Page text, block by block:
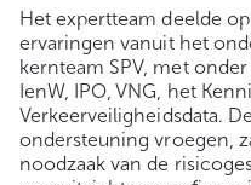
Het expertteam deelde
ervaringen vanuit het
kernteam SPV, met
IenW, IPO, VNG, het
Verkeerveiligheidsdata.
ondersteuning vroegen,
noodzaak van de